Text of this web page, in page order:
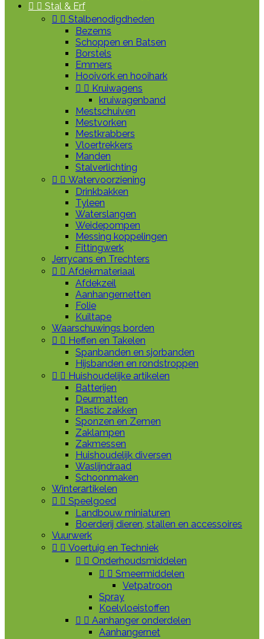
  Stal & Erf
  Stalbenodigdheden
Bezems
Schoppen en Batsen
Borstels
Emmers
Hooivork en hooihark
  Kruiwagens
kruiwagenband
Mestschuiven
Mestvorken
Mestkrabbers
Vloertrekkers
Manden
Stalverlichting
  Watervoorziening
Drinkbakken
Tyleen
Waterslangen
Weidepompen
Messing koppelingen
Fittingwerk
Jerrycans en Trechters
  Afdekmateriaal
Afdekzeil
Aanhangernetten
Folie
Kuiltape
Waarschuwings borden
  Heffen en Takelen
Spanbanden en sjorbanden
Hijsbanden en rondstroppen
  Huishoudelijke artikelen
Batterijen
Deurmatten
Plastic zakken
Sponzen en Zemen
Zaklampen
Zakmessen
Huishoudelijk diversen
Waslijndraad
Schoonmaken
Winterartikelen
  Speelgoed
Landbouw miniaturen
Boerderij dieren, stallen en accessoires
Vuurwerk
  Voertuig en Techniek
  Onderhoudsmiddelen
  Smeermiddelen
Vetpatroon
Spray
Koelvloeistoffen
  Aanhanger onderdelen
Aanhangernet